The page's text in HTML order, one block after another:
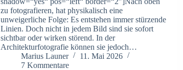
zu fotografieren, hat physikalisch eine
unweigerliche Folge: Es entstehen immer stürzende
Linien. Doch nicht in jedem Bild sind sie sofort
sichtbar oder wirken störend. In der
Architekturfotografie können sie jedoch…
Marius Launer
11. Mai 2026
7 Kommentare